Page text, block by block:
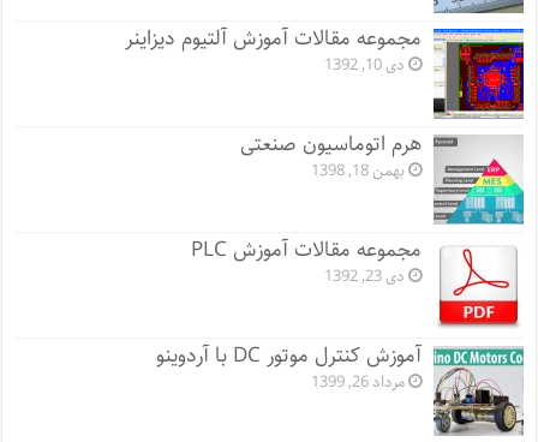
مجموعه مقالات آموزش آلتیوم دیزاینر
دی 10, 1392
هرم اتوماسیون صنعتی
بهمن 18, 1398
مجموعه مقالات آموزش PLC
دی 23, 1392
آموزش کنترل موتور DC با آردوینو
مرداد 26, 1399